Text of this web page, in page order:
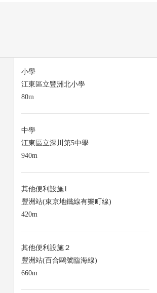
小學
江東區立豐洲北小學
80m
中學
江東區立深川第5中學
940m
其他便利設施1
豐洲站(東京地鐵線有樂町線)
420m
其他便利設施２
豐洲站(百合鷗號臨海線)
660m